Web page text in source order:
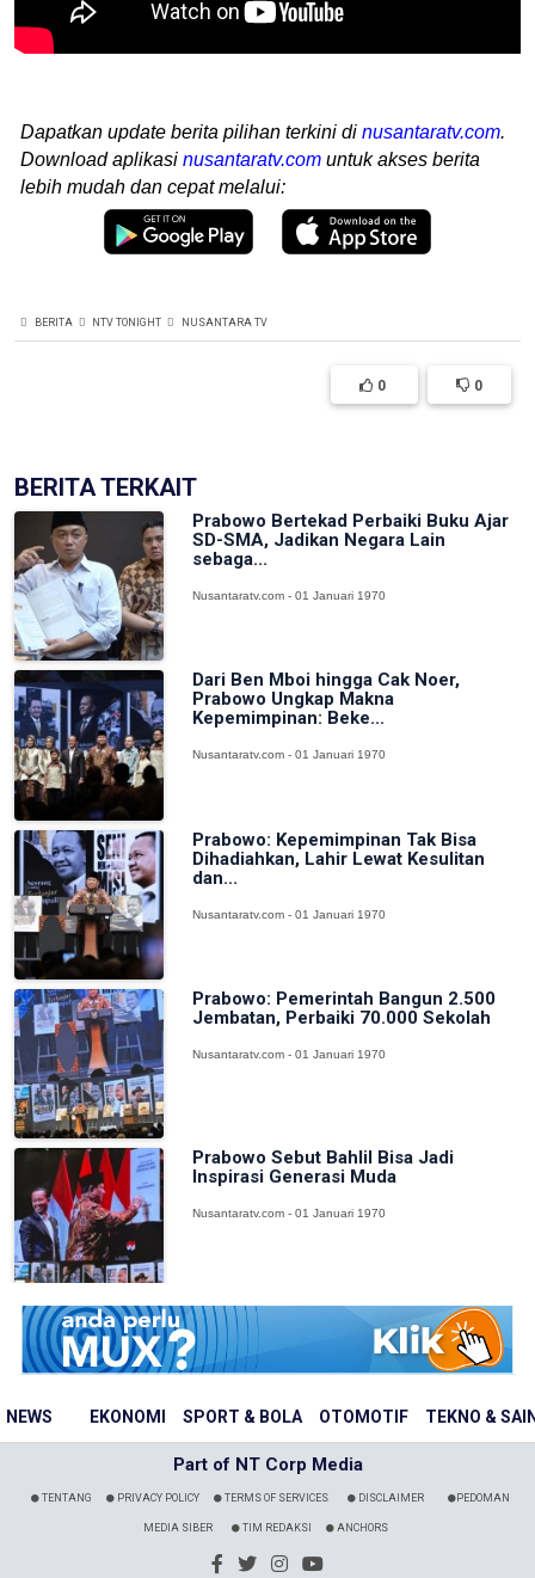
NEWS EKONOMI SPORT & BOLA OTOMOTIF TEKNO &
Dapatkan update berita pilihan terkini di nusantaratv.com.
Download aplikasi nusantaratv.com untuk akses berita
lebih mudah dan cepat melalui:
BERITA NTV TONIGHT NUSANTARA TV
0 0
BERITA TERKAIT
Prabowo Bertekad Perbaiki Buku Ajar
SD-SMA, Jadikan Negara Lain
sebaga...
Nusantaratv.com - 01 Januari 1970
Dari Ben Mboi hingga Cak Noer,
Prabowo Ungkap Makna
Kepemimpinan: Beke...
Nusantaratv.com - 01 Januari 1970
Prabowo: Kepemimpinan Tak Bisa
Dihadiahkan, Lahir Lewat Kesulitan
dan...
Nusantaratv.com - 01 Januari 1970
Prabowo: Pemerintah Bangun 2.500
Jembatan, Perbaiki 70.000 Sekolah
Nusantaratv.com - 01 Januari 1970
Prabowo Sebut Bahlil Bisa Jadi
Inspirasi Generasi Muda
Nusantaratv.com - 01 Januari 1970
Part of NT Corp Media
TENTANG PRIVACY POLICY TERMS OF SERVICES DISCLAIMER PEDOMAN
MEDIA SIBER TIM REDAKSI ANCHORS